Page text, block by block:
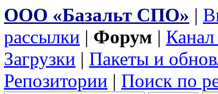
ООО «Базальт СПО» |
рассылки | Форум |
Загрузки | Пакеты и
Репозитории | Поиск по